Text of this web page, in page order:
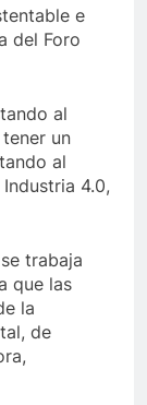
e
del Foro
al
un
al
4.0,
trabaja
que las
la
de